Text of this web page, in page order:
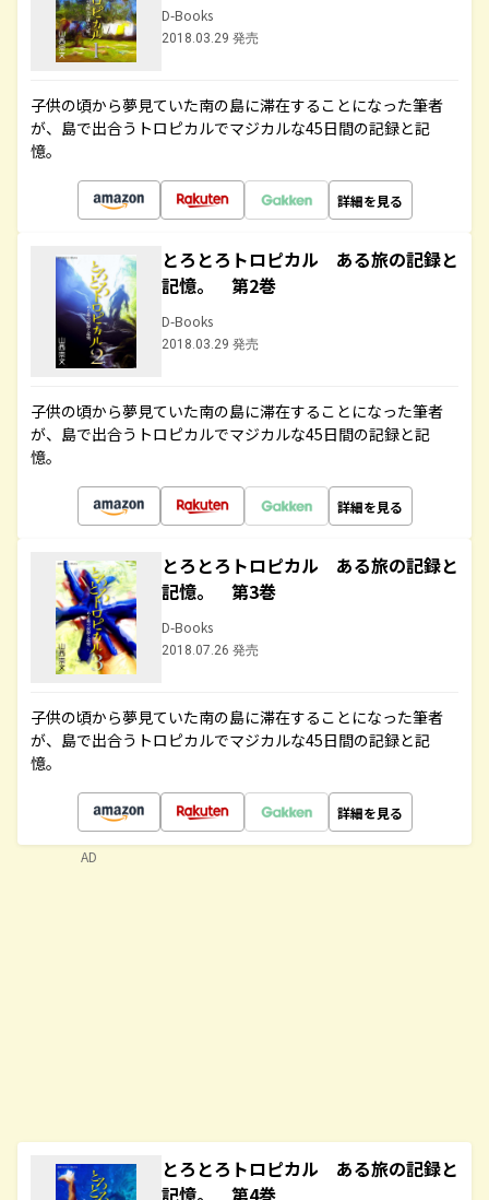
D-Books
2018.03.29 発売
子供の頃から夢見ていた南の島に滞在することになった筆者
が、島で出合うトロピカルでマジカルな45日間の記録と記
憶。
詳細を見る
とろとろトロピカル ある旅の記録と
記憶。 第2巻
D-Books
2018.03.29 発売
子供の頃から夢見ていた南の島に滞在することになった筆者
が、島で出合うトロピカルでマジカルな45日間の記録と記
憶。
詳細を見る
とろとろトロピカル ある旅の記録と
記憶。 第3巻
D-Books
2018.07.26 発売
子供の頃から夢見ていた南の島に滞在することになった筆者
が、島で出合うトロピカルでマジカルな45日間の記録と記
憶。
詳細を見る
とろとろトロピカル ある旅の記録と
記憶。 第4巻
AD